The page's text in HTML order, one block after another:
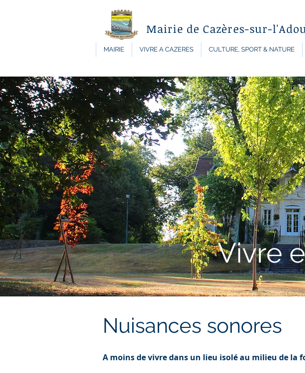
Mairie de Cazères-sur-
MAIRIE VIVRE A CAZERES CULTURE, SPORT & NATURE
Vivre
Nuisances sonores
A moins de vivre dans un lieu isolé au milieu de la